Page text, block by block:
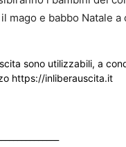
mago e babbo Natale a
sono utilizzabili, a
https://inliberauscita.it